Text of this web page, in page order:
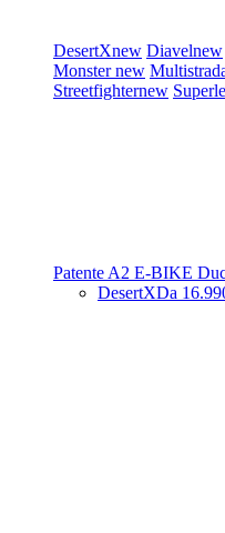
DesertXnew Diavelnew
Monsternew
Streetfighternew
Patente A2 E-BIKE
DesertXDa